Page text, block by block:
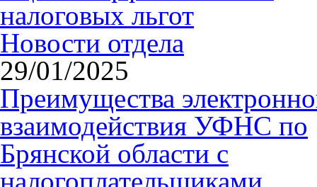
налоговых льгот
Новости отдела
29/01/2025
Преимущества
взаимодействия УФНС по
Брянской области с